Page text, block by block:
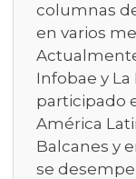
columnas
en varios
Infobae y
participado
América
Balcanes y
se